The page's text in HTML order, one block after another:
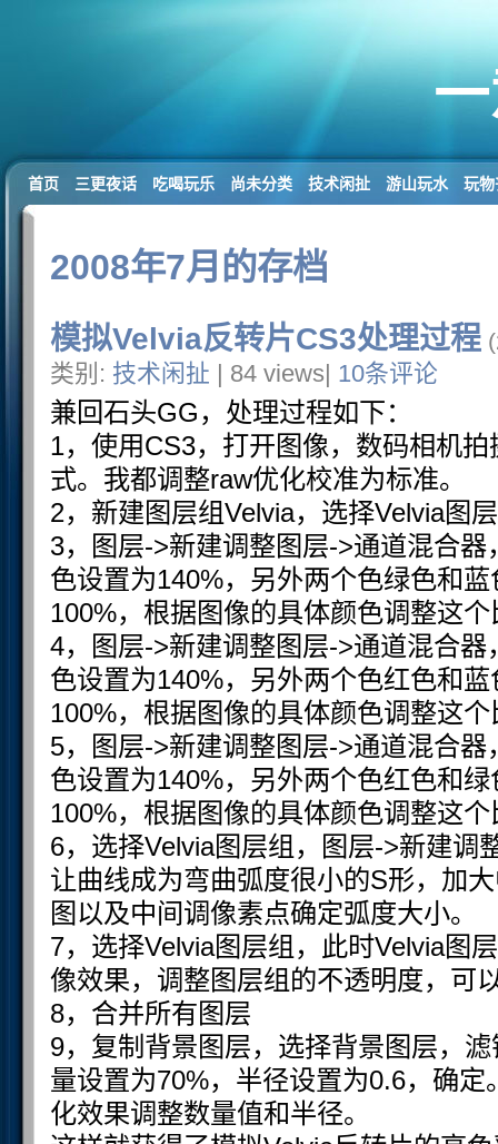
首页 三更夜话 吃喝玩乐 尚未分类 技术闲扯 游山玩水 玩物
2008年7月的存档
模拟Velvia反转片CS3处理过程
类别: 技术闲扯 | 84 views| 10条评论
兼回石头GG，处理过程如下：
1，使用CS3，打开图像，数码相机
式。我都调整raw优化校准为标准。
2，新建图层组Velvia，选择Velvia图
3，图层->新建调整图层->通道混合
色设置为140%，另外两个色绿色和
100%，根据图像的具体颜色调整这
4，图层->新建调整图层->通道混合
色设置为140%，另外两个色红色和
100%，根据图像的具体颜色调整这
5，图层->新建调整图层->通道混合
色设置为140%，另外两个色红色和
100%，根据图像的具体颜色调整这
6，选择Velvia图层组，图层->新建调
让曲线成为弯曲弧度很小的S形，加
图以及中间调像素点确定弧度大小。
7，选择Velvia图层组，此时Velvia图
像效果，调整图层组的不透明度，可
8，合并所有图层
9，复制背景图层，选择背景图层，
量设置为70%，半径设置为0.6，确
化效果调整数量值和半径。